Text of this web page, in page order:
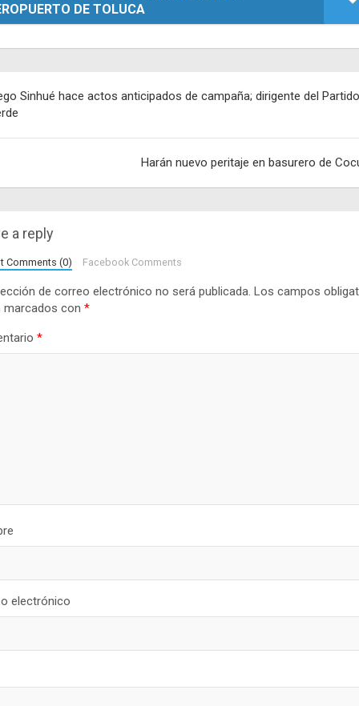
DE TOLUCA
Sinhué hace actos anticipados de campaña; dirigente del Partido
Harán nuevo peritaje en basurero de
a reply
Comments (0) Facebook Comments
de correo electrónico no será publicada. Los campos
marcados con *
*
electrónico